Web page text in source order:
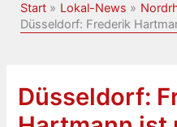
Start Lokal-News
Düsseldorf: Frederik
Düsseldorf: